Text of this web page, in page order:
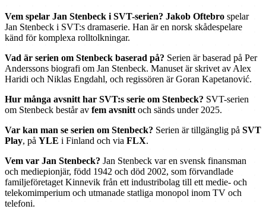
Vem spelar Jan Stenbeck i SVT-serien? Jakob Oftebro spelar
Jan Stenbeck i SVT:s dramaserie. Han är en norsk skådespelare
känd för komplexa rolltolkningar.
Vad är serien om Stenbeck baserad på? Serien är baserad på Per
Anderssons biografi om Jan Stenbeck. Manuset är skrivet av Alex
Haridi och Niklas Engdahl, och regissören är Goran Kapetanović.
Hur många avsnitt har SVT:s serie om Stenbeck? SVT-serien
om Stenbeck består av fem avsnitt och sänds under 2025.
Var kan man se serien om Stenbeck? Serien är tillgänglig på SVT
Play, på YLE i Finland och via FLX.
Vem var Jan Stenbeck? Jan Stenbeck var en svensk finansman
och mediepionjär, född 1942 och död 2002, som förvandlade
familjeföretaget Kinnevik från ett industribolag till ett medie- och
telekomimperium och utmanade statliga monopol inom TV och
telefoni.